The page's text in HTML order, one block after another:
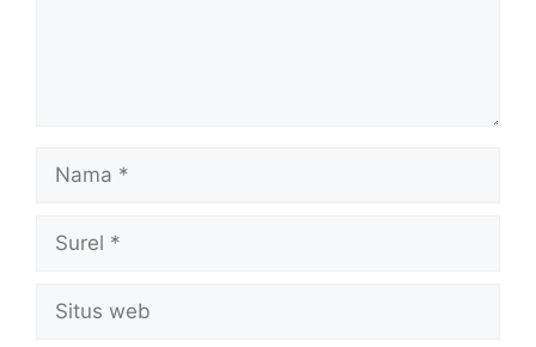
Nama
Surel
Situs
web